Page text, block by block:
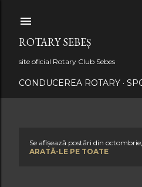
ROTARY SEBEȘ
site oficial Rotary Club Sebes
CONDUCEREA ROTARY
Se afișează postări din
ARATĂ-LE PE TOATE